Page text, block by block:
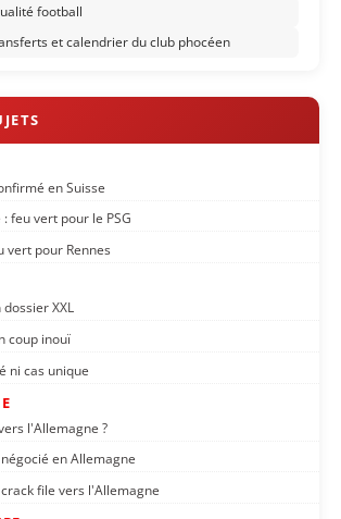
football
et calendrier du club phocéen
en Suisse
feu vert pour le PSG
vert pour Rennes
XXL
coup inouï
ni cas unique
l'Allemagne ?
en Allemagne
file vers l'Allemagne